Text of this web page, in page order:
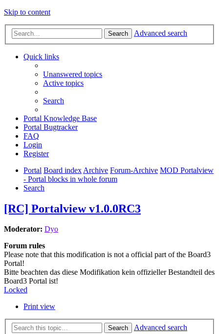
Skip to content
Search Advanced search
Quick links
Unanswered topics
Active topics
Search
Portal Knowledge Base
Portal Bugtracker
FAQ
Login
Register
Portal Board index Archive Forum-Archive MOD Portalview
- Portal blocks in whole forum
Search
[RC] Portalview v1.0.0RC3
Moderator: Dyo
Forum rules
Please note that this modification is not a official part of the Board3
Portal!
Bitte beachten das diese Modifikation kein offizieller Bestandteil des
Board3 Portal ist!
Locked
Print view
Search
Advanced search